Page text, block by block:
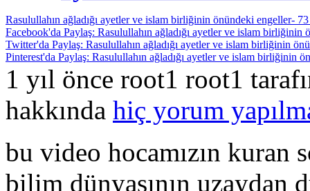
Rasulullahın ağladığı ayetler ve islam birliğinin önündeki engeller-
Facebook'da Paylaş: Rasulullahın ağladığı ayetler ve islam
Twitter'da Paylaş: Rasulullahın ağladığı ayetler ve islam birliğinin
Pinterest'da Paylaş: Rasulullahın ağladığı ayetler ve islam birliğinin
1 yıl önce root1 root1
hakkında hiç yorum
bu video hocamızın kuran
bilim dünyasının uzaydan